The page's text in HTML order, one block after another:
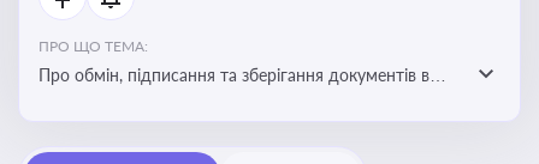
ПРО ЩО ТЕМА:
Про обмін, підписання та зберігання документів в